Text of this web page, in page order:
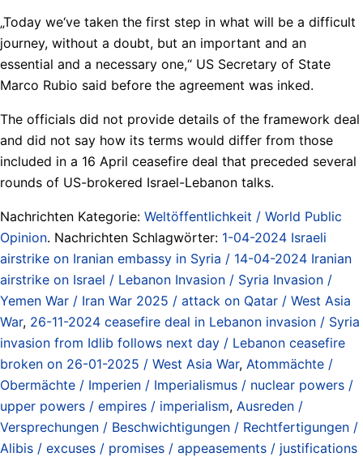
„Today we‘ve taken the first step in what will be a difficult
journey, without a doubt, but an important and an
essential and a necessary one,“ US Secretary of State
Marco Rubio said before the agreement was inked.
The officials did not provide details of the framework deal
and did not say how its terms would differ from those
included in a 16 April ceasefire deal that preceded several
rounds of US-brokered Israel-Lebanon talks.
Nachrichten Kategorie: Weltöffentlichkeit / World Public
Opinion. Nachrichten Schlagwörter: 1-04-2024 Israeli
airstrike on Iranian embassy in Syria / 14-04-2024 Iranian
airstrike on Israel / Lebanon Invasion / Syria Invasion /
Yemen War / Iran War 2025 / attack on Qatar / West Asia
War, 26-11-2024 ceasefire deal in Lebanon invasion / Syria
invasion from Idlib follows next day / Lebanon ceasefire
broken on 26-01-2025 / West Asia War, Atommächte /
Obermächte / Imperien / Imperialismus / nuclear powers /
upper powers / empires / imperialism, Ausreden /
Versprechungen / Beschwichtigungen / Rechtfertigungen /
Alibis / excuses / promises / appeasements / justifications